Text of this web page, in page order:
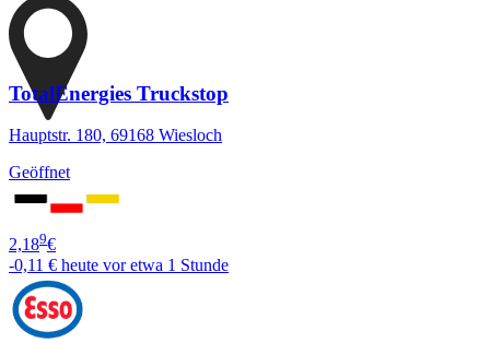
TotalEnergies Truckstop
Hauptstr. 180, 69168 Wiesloch
Geöffnet
2,189€
-0,11 € heute vor etwa 1 Stunde